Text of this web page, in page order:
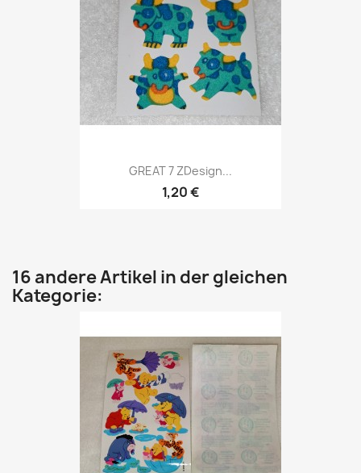
GREAT 7 ZDesign...
1,20 €
16 andere Artikel in der gleichen
Kategorie: